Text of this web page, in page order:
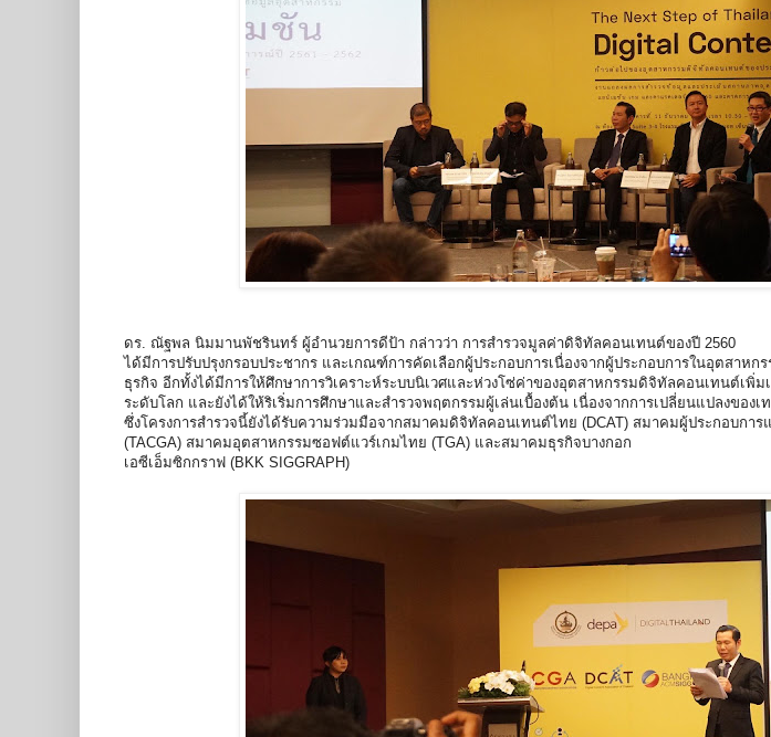
ดร. ณัฐพล นิมมานพัชรินทร์ ผู้อำนวยการดีป้า กล่าวว่า การสำรวจมูลค่าดิจิทัลคอนเทนต์ของปี 2560
ได้มีการปรับปรุงกรอบประชากร และเกณฑ์การคัดเลือกผู้ประกอบการเนื่องจากผู้ประกอบการในอุตสาหก
ธุรกิจ อีกทั้งได้มีการให้ศึกษาการวิเคราะห์ระบบนิเวศและห่วงโซ่ค่าของอุตสาหกรรมดิจิทัลคอนเทนต์เ
ระดับโลก และยังได้ให้ริเริ่มการศึกษาและสำรวจพฤตกรรมผู้เล่นเบื้องต้น เนื่องจากการเปลี่ยนแปลงขอ
ซึ่งโครงการสำรวจนี้ยังได้รับความร่วมมือจากสมาคมดิจิทัลคอนเทนต์ไทย (DCAT) สมาคมผู้ประกอบกา
(TACGA) สมาคมอุตสาหกรรมซอฟต์แวร์เกมไทย (TGA) และสมาคมธุรกิจบางกอก
เอซีเอ็มซิกกราฟ (BKK SIGGRAPH)